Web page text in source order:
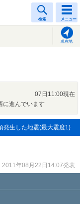
検索 メニュー
現在地
07日11:00現在
に進んでいます
発生した地震(最大震度1)
2011年08月22日14:07発表